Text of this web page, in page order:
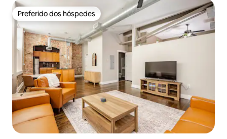
Preferido dos hóspedes
Preferido dos hóspedes